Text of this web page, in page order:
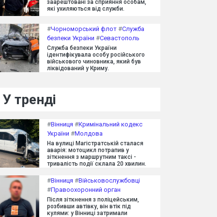
заарештовані за сприяння особам,
які ухиляються від служби.
#Чорноморський флот #Служба
безпеки України #Севастополь
Служба безпеки України
ідентифікувала особу російського
військового чиновника, який був
ліквідований у Криму.
У тренді
#Вінниця #Кримінальний кодекс
України #Молдова
На вулиці Магістратській сталася
аварія: мотоцикл потрапив у
зіткнення з маршрутним таксі -
тривалість події склала 20 хвилин.
#Вінниця #Військовослужбовці
#Правоохоронний орган
Після зіткнення з поліцейським,
розбивши автівку, він втік під
кулями: у Вінниці затримали